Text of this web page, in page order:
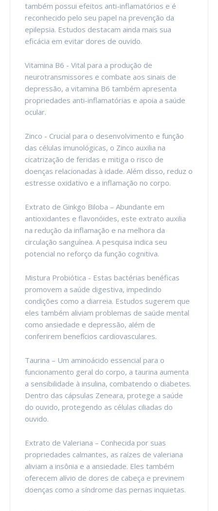
também possui efeitos anti-inflamatórios e é
reconhecido pelo seu papel na prevenção da
epilepsia. Estudos destacam ainda mais sua
eficácia em evitar dores de ouvido.
Vitamina B6 - Vital para a produção de
neurotransmissores e combate aos sinais de
depressão, a vitamina B6 também apresenta
propriedades anti-inflamatórias e apoia a saúde
ocular.
Zinco - Crucial para o desenvolvimento e função
das células imunológicas, o Zinco auxilia na
cicatrização de feridas e mitiga o risco de
doenças relacionadas à idade. Além disso, reduz o
estresse oxidativo e a inflamação no corpo.
Extrato de Ginkgo Biloba – Abundante em
antioxidantes e flavonóides, este extrato auxilia
na redução da inflamação e na melhora da
circulação sanguínea. A pesquisa indica seu
potencial no reforço da função cognitiva.
Mistura Probiótica - Estas bactérias benéficas
promovem a saúde digestiva, impedindo
condições como a diarreia. Estudos sugerem que
eles também aliviam problemas de saúde mental
como ansiedade e depressão, além de
conferirem benefícios cardiovasculares.
Taurina – Um aminoácido essencial para o
funcionamento geral do corpo, a taurina aumenta
a sensibilidade à insulina, combatendo o diabetes.
Dentro das cápsulas Zeneara, protege a saúde
do ouvido, protegendo as células ciliadas do
ouvido.
Extrato de Valeriana – Conhecida por suas
propriedades calmantes, as raízes de valeriana
aliviam a insônia e a ansiedade. Eles também
oferecem alívio de dores de cabeça e previnem
doenças como a síndrome das pernas inquietas.